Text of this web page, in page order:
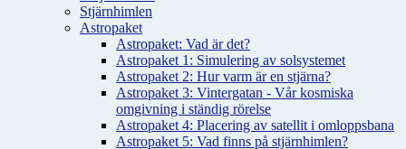
Stjärnhimlen
Astropaket
Astropaket: Vad är det?
Astropaket 1: Simulering av solsystemet
Astropaket 2: Hur varm är en stjärna?
Astropaket 3: Vintergatan - Vår kosmiska
omgivning i ständig rörelse
Astropaket 4: Placering av satellit i omloppsbana
Astropaket 5: Vad finns på stjärnhimlen?